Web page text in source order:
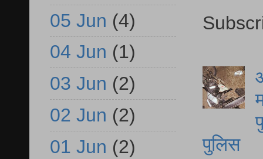
पुलिस
05 Jun (4)
04 Jun (1)
03 Jun (2)
02 Jun (2)
01 Jun (2)